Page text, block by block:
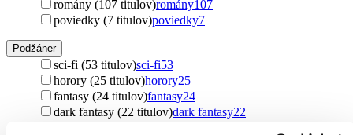
romány (107 titulov)romány107
poviedky (7 titulov)poviedky7
Podžáner
sci-fi (53 titulov)sci-fi53
horory (25 titulov)horory25
fantasy (24 titulov)fantasy24
dark fantasy (22 titulov)dark fantasy22